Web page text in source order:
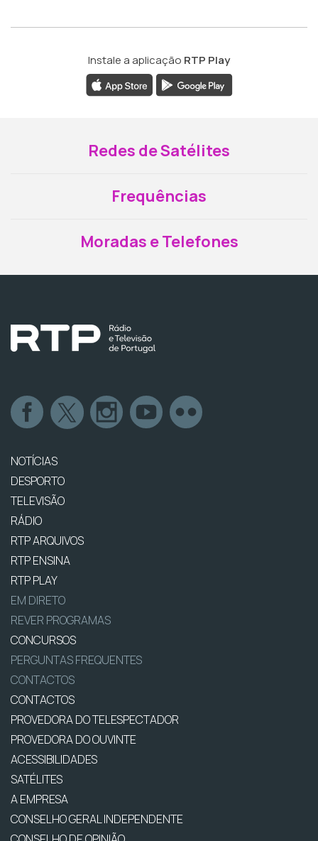
Instale a aplicação RTP Play
Redes de Satélites
Frequências
Moradas e Telefones
NOTÍCIAS
DESPORTO
TELEVISÃO
RÁDIO
RTP ARQUIVOS
RTP ENSINA
RTP PLAY
EM DIRETO
REVER PROGRAMAS
CONCURSOS
PERGUNTAS FREQUENTES
CONTACTOS
CONTACTOS
PROVEDORA DO TELESPECTADOR
PROVEDORA DO OUVINTE
ACESSIBILIDADES
SATÉLITES
A EMPRESA
CONSELHO GERAL INDEPENDENTE